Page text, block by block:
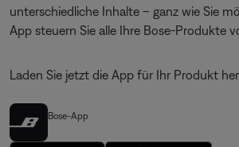
unterschiedliche Inhalte – ganz wie Sie
App steuern Sie alle Ihre Bose-Produkte
Laden Sie jetzt die App für Ihr Produkt
Bose-App